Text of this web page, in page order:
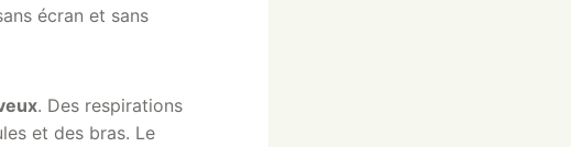
écran et sans
. Des respirations
et des bras. Le